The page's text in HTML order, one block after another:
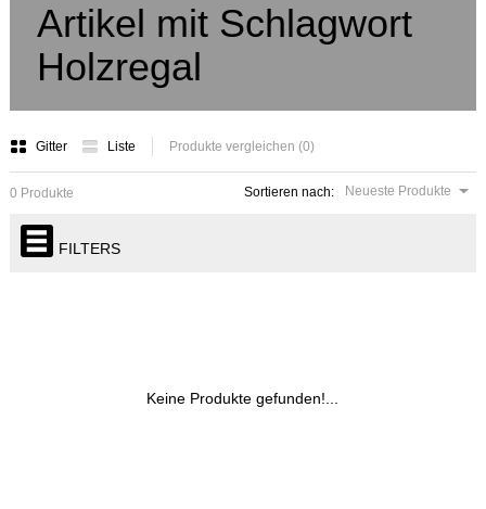
Artikel mit Schlagwort
Holzregal
Gitter Liste Produkte vergleichen (0)
Sortieren nach: Neueste Produkte
0 Produkte
FILTERS
Keine Produkte gefunden!...